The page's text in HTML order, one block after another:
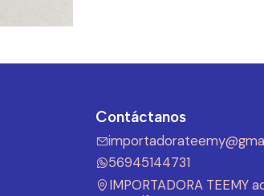
Contáctanos
56945144731
IMPORTADORA TEEMY